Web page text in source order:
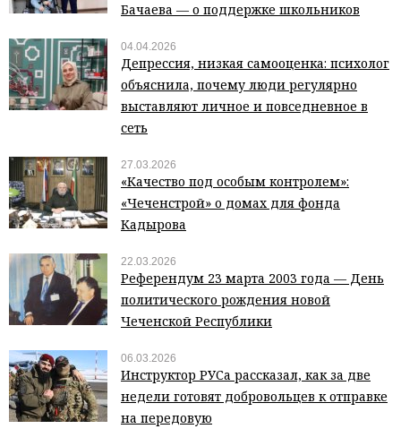
Бачаева — о поддержке школьников
04.04.2026
Депрессия, низкая самооценка: психолог
объяснила, почему люди регулярно
выставляют личное и повседневное в
сеть
27.03.2026
«Качество под особым контролем»:
«Чеченстрой» о домах для фонда
Кадырова
22.03.2026
Референдум 23 марта 2003 года — День
политического рождения новой
Чеченской Республики
06.03.2026
Инструктор РУСа рассказал, как за две
недели готовят добровольцев к отправке
на передовую